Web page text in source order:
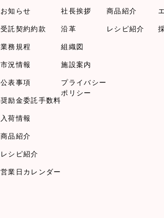
お知らせ
受託契約約款
業務規程
市況情報
公表事項
奨励金委託手数料
入荷情報
商品紹介
レシピ紹介
営業日カレンダー
社長挨拶
沿革
組織図
施設案内
プライバシー
ポリシー
商品紹介
レシピ紹介